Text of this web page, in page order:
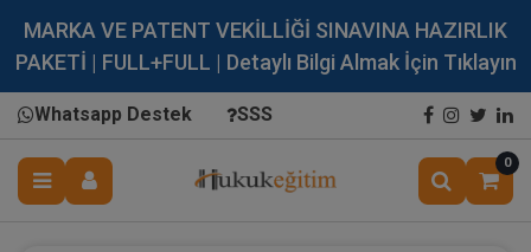
MARKA VE PATENT VEKİLLİĞİ SINAVINA HAZIRLIK
PAKETİ | FULL+FULL | Detaylı Bilgi Almak İçin Tıklayın
Whatsapp Destek SSS
0